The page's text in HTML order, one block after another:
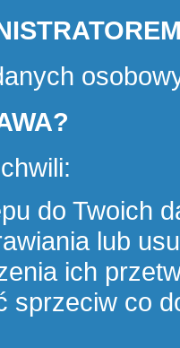
do Twoich
lub
ich
sprzeciw co